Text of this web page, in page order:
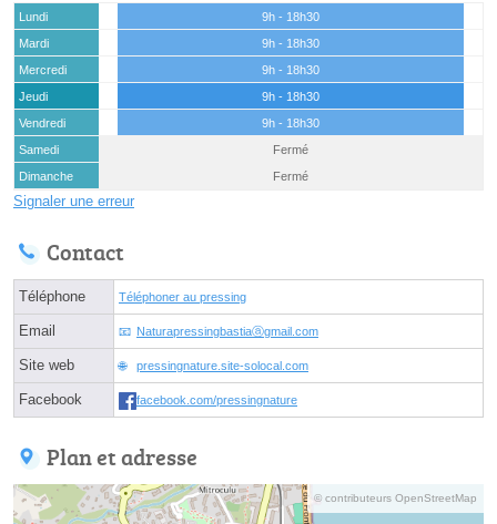
Lundi
9h - 18h30
Mardi
9h - 18h30
Mercredi
9h - 18h30
Jeudi
9h - 18h30
Vendredi
9h - 18h30
Samedi
Fermé
Dimanche
Fermé
Signaler une erreur
Contact
Téléphone Téléphoner au pressing
Email Naturapressingbastiaⓐgmail.com
Site web pressingnature.site-solocal.com
Facebook facebook.com/pressingnature
Plan et adresse
© contributeurs OpenStreetMap